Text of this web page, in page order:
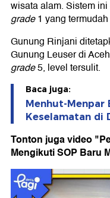
wisata alam. Sistem
grade1 yang
Gunung Rinjani
Gunung Leuser di
grade5, level tersulit.
Baca juga:
Menhut-Menpar
Keselamatan di
Tonton juga video
Mengikuti SOP Baru